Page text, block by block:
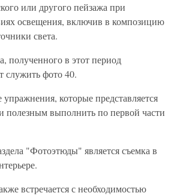
или другого пейзажа при
освещения, включив в композицию
света.
полученного в этот период
служить фото 40.
которые представляется
полезным выполнить по первой части
"Фотоэтюды" является съемка в
встречается с необходимостью